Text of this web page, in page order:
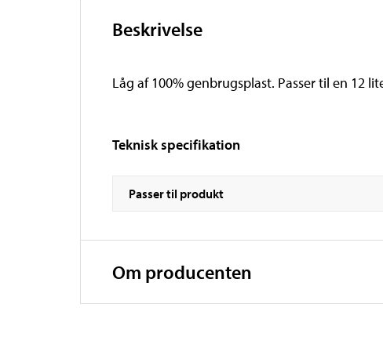
Beskrivelse
Låg af 100% genbrugsplast. Passer til en 12
Teknisk specifikation
Passer til produkt
Om producenten